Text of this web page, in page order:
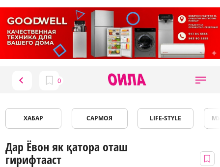
ХАБАР САРМОЯ LIFE-STYLE
Дар Ёвон як қатора оташ
гирифтааст